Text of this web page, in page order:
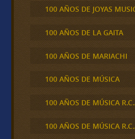
100 AÑOS DE JOYAS
100 AÑOS DE LA GAITA
100 AÑOS DE MARIACHI
100 AÑOS DE MÚSICA
100 AÑOS DE MÚSICA
100 AÑOS DE MÚSICA